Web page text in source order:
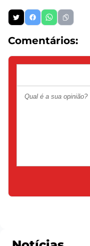
Comentários: